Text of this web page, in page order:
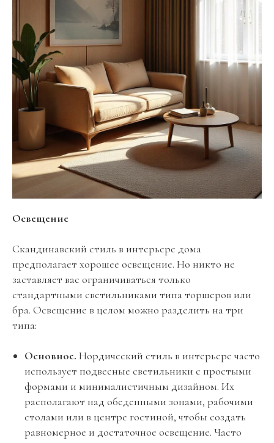
Освещение
Скандинавский стиль в интерьере дома
предполагает хорошее освещение. Но никто не
заставляет вас ограничиваться только
стандартными светильниками типа торшеров или
бра. Освещение в целом можно разделить на три
типа:
Основное. Нордический стиль в интерьере часто
использует подвесные светильники с простыми
формами и минималистичным дизайном. Их
располагают над обеденными зонами, рабочими
столами или в центре гостиной, чтобы создать
равномерное и достаточное освещение. Часто